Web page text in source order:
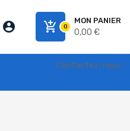
add_shopping_cart 0
MON PANIER
0,00 €
account_circle
Contactez-nous